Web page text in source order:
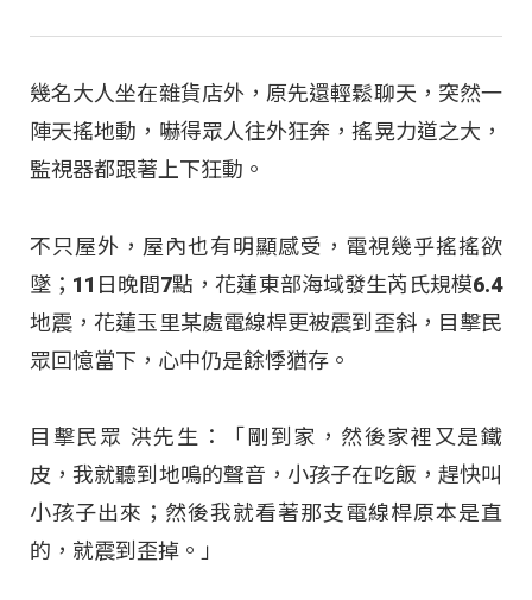
幾名大人坐在雜貨店外，原先還輕鬆聊天，突然一
陣天搖地動，嚇得眾人往外狂奔，搖晃力道之大，
監視器都跟著上下狂動。
不只屋外，屋內也有明顯感受，電視幾乎搖搖欲
墜；11日晚間7點，花蓮東部海域發生芮氏規模6.4
地震，花蓮玉里某處電線桿更被震到歪斜，目擊民
眾回憶當下，心中仍是餘悸猶存。
目擊民眾 洪先生：「剛到家，然後家裡又是鐵
皮，我就聽到地鳴的聲音，小孩子在吃飯，趕快叫
小孩子出來；然後我就看著那支電線桿原本是直
的，就震到歪掉。」